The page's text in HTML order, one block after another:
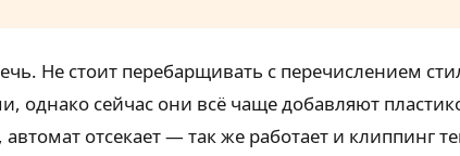
Не стоит перебарщивать с перечислением
однако сейчас они всё чаще добавляют
отсекает — так же работает и клиппинг